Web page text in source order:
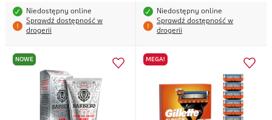
Niedostępny online
Sprawdź dostępność w
drogerii
Niedostępny online
Sprawdź dostępność w
drogerii
NOWE MEGA!